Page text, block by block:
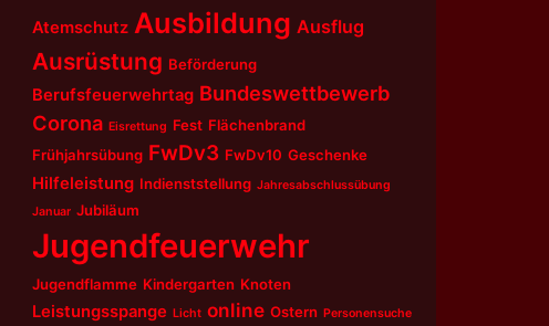
Atemschutz Ausbildung Ausflug
Ausrüstung Beförderung
Berufsfeuerwehrtag Bundeswettbewerb
Corona Eisrettung Fest Flächenbrand
Frühjahrsübung FwDv3 FwDv10 Geschenke
Hilfeleistung Indienststellung Jahresabschlussübung
Januar Jubiläum
Jugendfeuerwehr
Jugendflamme Kindergarten Knoten
Leistungsspange Licht online Ostern Personensuche